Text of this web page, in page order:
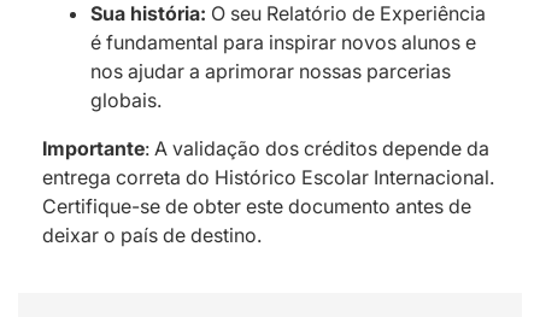
Sua história: O seu Relatório de Experiência
é fundamental para inspirar novos alunos e
nos ajudar a aprimorar nossas parcerias
globais.
Importante: A validação dos créditos depende da
entrega correta do Histórico Escolar Internacional.
Certifique-se de obter este documento antes de
deixar o país de destino.